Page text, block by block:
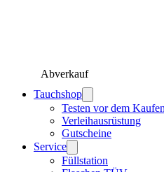
Abverkauf
Tauchshop
Testen vor dem Kaufen
Verleihausrüstung
Gutscheine
Service
Füllstation